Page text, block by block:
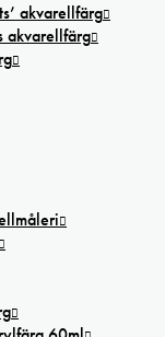
akvarellfärg
akvarellfärg